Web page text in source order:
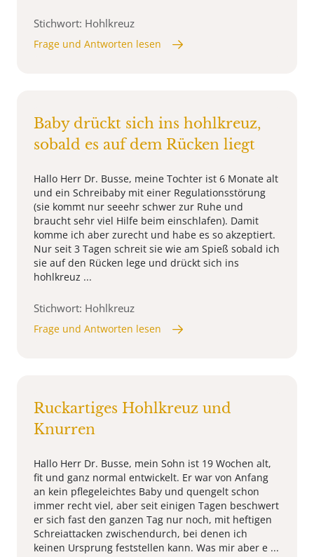
Stichwort: Hohlkreuz
Frage und Antworten lesen
Baby drückt sich ins hohlkreuz,
sobald es auf dem Rücken liegt
Hallo Herr Dr. Busse, meine Tochter ist 6 Monate alt
und ein Schreibaby mit einer Regulationsstörung
(sie kommt nur seeehr schwer zur Ruhe und
braucht sehr viel Hilfe beim einschlafen). Damit
komme ich aber zurecht und habe es so akzeptiert.
Nur seit 3 Tagen schreit sie wie am Spieß sobald ich
sie auf den Rücken lege und drückt sich ins
hohlkreuz ...
Stichwort: Hohlkreuz
Frage und Antworten lesen
Ruckartiges Hohlkreuz und
Knurren
Hallo Herr Dr. Busse, mein Sohn ist 19 Wochen alt,
fit und ganz normal entwickelt. Er war von Anfang
an kein pflegeleichtes Baby und quengelt schon
immer recht viel, aber seit einigen Tagen beschwert
er sich fast den ganzen Tag nur noch, mit heftigen
Schreiattacken zwischendurch, bei denen ich
keinen Ursprung feststellen kann. Was mir aber e ...